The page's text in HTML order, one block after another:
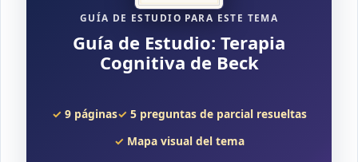
GUÍA DE ESTUDIO PARA ESTE TEMA
Guía de Estudio: Terapia
Cognitiva de Beck
9 páginas
5 preguntas de parcial resueltas
Mapa visual del tema